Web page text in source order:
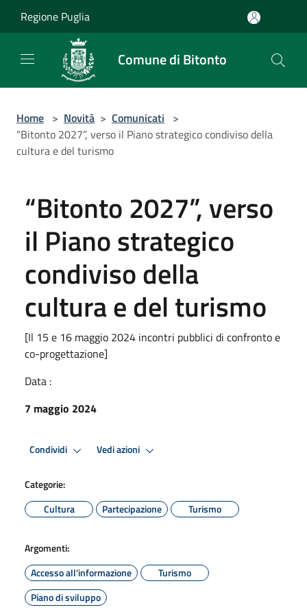
Regione Puglia
Comune di Bitonto
Home > Novità > Comunicati >
“Bitonto 2027”, verso il Piano strategico condiviso della
cultura e del turismo
“Bitonto 2027”, verso
il Piano strategico
condiviso della
cultura e del turismo
[Il 15 e 16 maggio 2024 incontri pubblici di confronto e
co-progettazione]
Data :
7 maggio 2024
Condividi Vedi azioni
Categorie:
Cultura
Partecipazione Turismo
Argomenti:
Accesso all'informazione
Turismo
Piano di sviluppo